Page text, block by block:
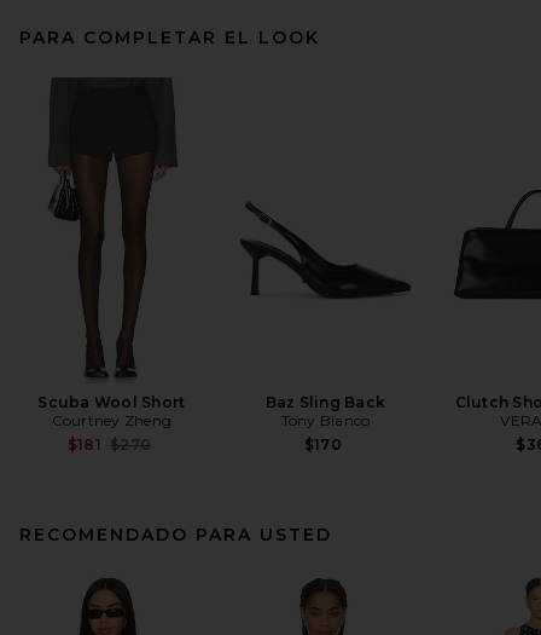
PARA COMPLETAR EL LOOK
Scuba Wool Short
Courtney Zheng
$181 Previous price:
$270
Baz Sling Back
Tony Bianco
$170
Clutch
RECOMENDADO PARA USTED